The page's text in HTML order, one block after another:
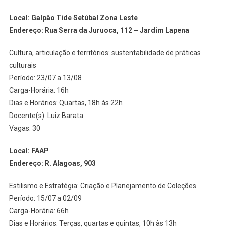
Local: Galpão Tide Setúbal Zona Leste
Endereço: Rua Serra da Juruoca, 112 – Jardim Lapena
Cultura, articulação e territórios: sustentabilidade de práticas
culturais
Período: 23/07 a 13/08
Carga-Horária: 16h
Dias e Horários: Quartas, 18h às 22h
Docente(s): Luiz Barata
Vagas: 30
Local: FAAP
Endereço: R. Alagoas, 903
Estilismo e Estratégia: Criação e Planejamento de Coleções
Período: 15/07 a 02/09
Carga-Horária: 66h
Dias e Horários: Terças, quartas e quintas, 10h às 13h